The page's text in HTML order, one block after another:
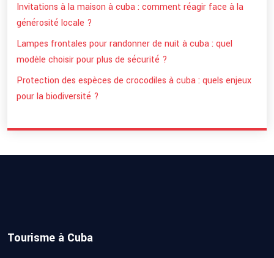
Invitations à la maison à cuba : comment réagir face à la
générosité locale ?
Lampes frontales pour randonner de nuit à cuba : quel
modèle choisir pour plus de sécurité ?
Protection des espèces de crocodiles à cuba : quels enjeux
pour la biodiversité ?
Tourisme à Cuba